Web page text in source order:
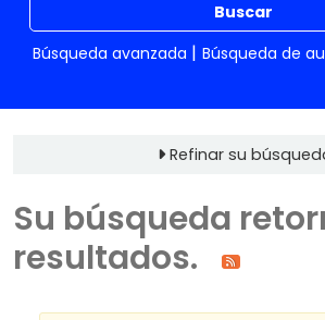
Buscar
Búsqueda avanzada
Búsqueda de
Refinar su
Su búsqueda
resultados.